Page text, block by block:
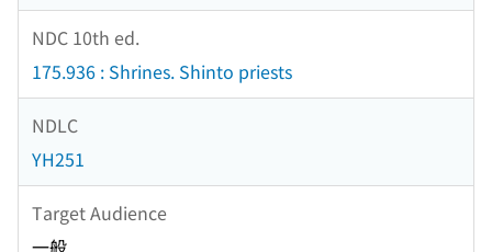
NDC 10th ed.
175.936 : Shrines. Shinto priests
NDLC
YH251
Target Audience
一般